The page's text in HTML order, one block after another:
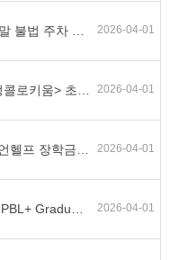
2026-04-01
2026-04-01
2026-04-01
2026-04-01